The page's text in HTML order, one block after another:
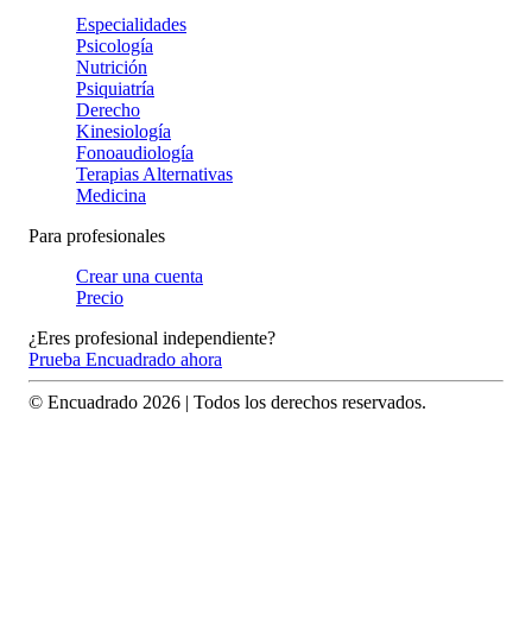
Especialidades
Psicología
Nutrición
Psiquiatría
Derecho
Kinesiología
Fonoaudiología
Terapias Alternativas
Medicina
Para profesionales
Crear una cuenta
Precio
¿Eres profesional independiente?
Prueba Encuadrado ahora
© Encuadrado 2026 | Todos los derechos reservados.